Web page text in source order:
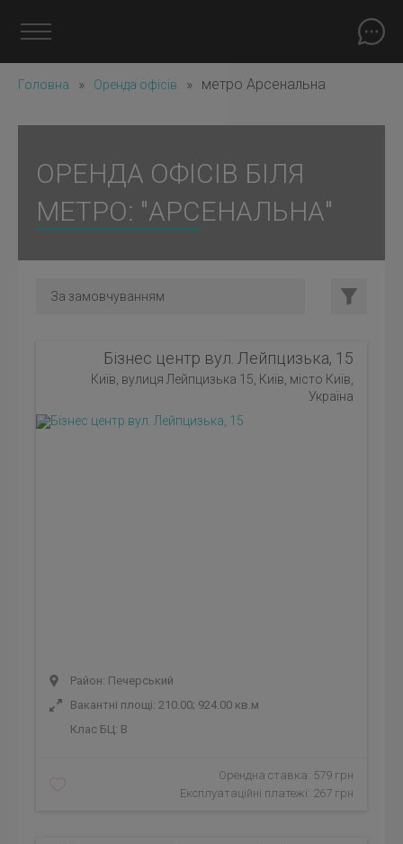
Головна » Оренда офісів » метро Арсенальна
ОРЕНДА ОФІСІВ БІЛЯ
МЕТРО: "АРСЕНАЛЬНА"
Бізнес центр вул. Лейпцизька, 15
Київ, вулиця Лейпцизька 15, Київ, місто Київ,
Україна
Район: Печерський
Вакантні площі: 210.00; 924.00 кв.м
Клас БЦ: B
Орендна ставка: 579 грн
Експлуатаційні платежі: 267 грн